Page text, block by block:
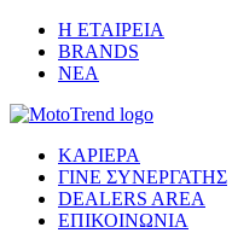
Η ΕΤΑΙΡΕΙΑ
BRANDS
ΝΕΑ
ΚΑΡΙΕΡΑ
ΓΙΝΕ ΣΥΝΕΡΓΑΤΗΣ
DEALERS AREA
ΕΠΙΚΟΙΝΩΝΙΑ